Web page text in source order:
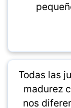
Todas las
madurez
nos